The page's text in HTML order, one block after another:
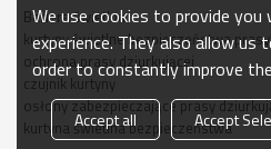
odpowiedzi
≤15ms
Dane mechaniczne
Materiał
obudowy
Materiał obudowy
Bariera świetlna
kurtyny świetlne bezpieczeństwa
ochrona prasy dziurkującej
czujnik kurtyny
osłony zabezpieczające prasy
kurtyna świetlna bezpieczeństwa
We use cookies to provide
experience. They also allow us
order to constantly improve
Accept all Accept